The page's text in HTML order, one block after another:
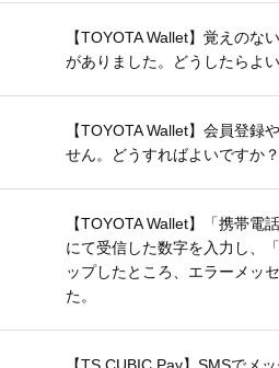
【TOYOTA Wallet】覚えのな
がありました。どうしたらよ
【TOYOTA Wallet】会員登録
せん。どうすればよいですか？
【TOYOTA Wallet】「携帯電
にて受信した数字を入力し、
ップしたところ、エラーメッ
た。